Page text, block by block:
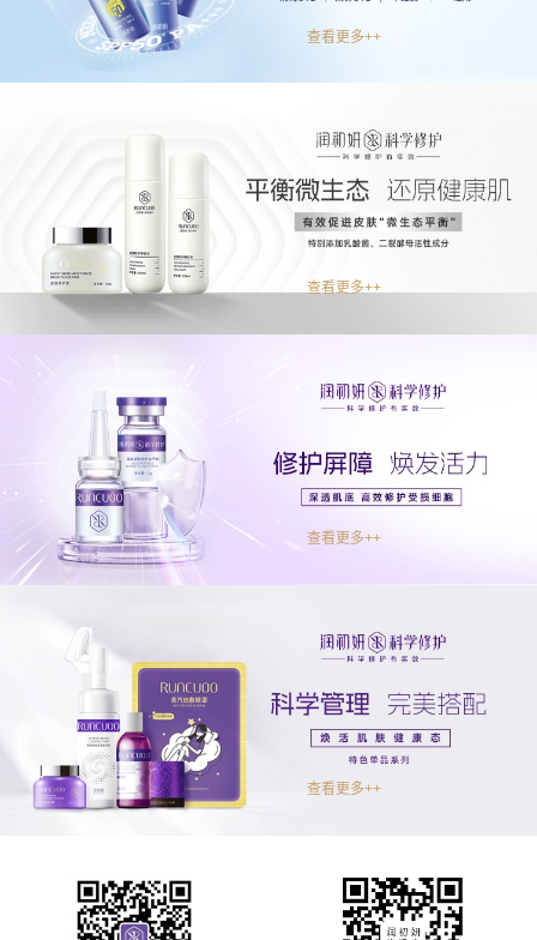
查看更多++
查看更多++
查看更多++
查看更多++